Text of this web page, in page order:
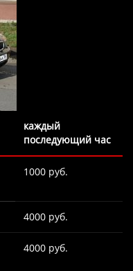
каждый
последующий час
1000 руб.
4000 руб.
4000 руб.